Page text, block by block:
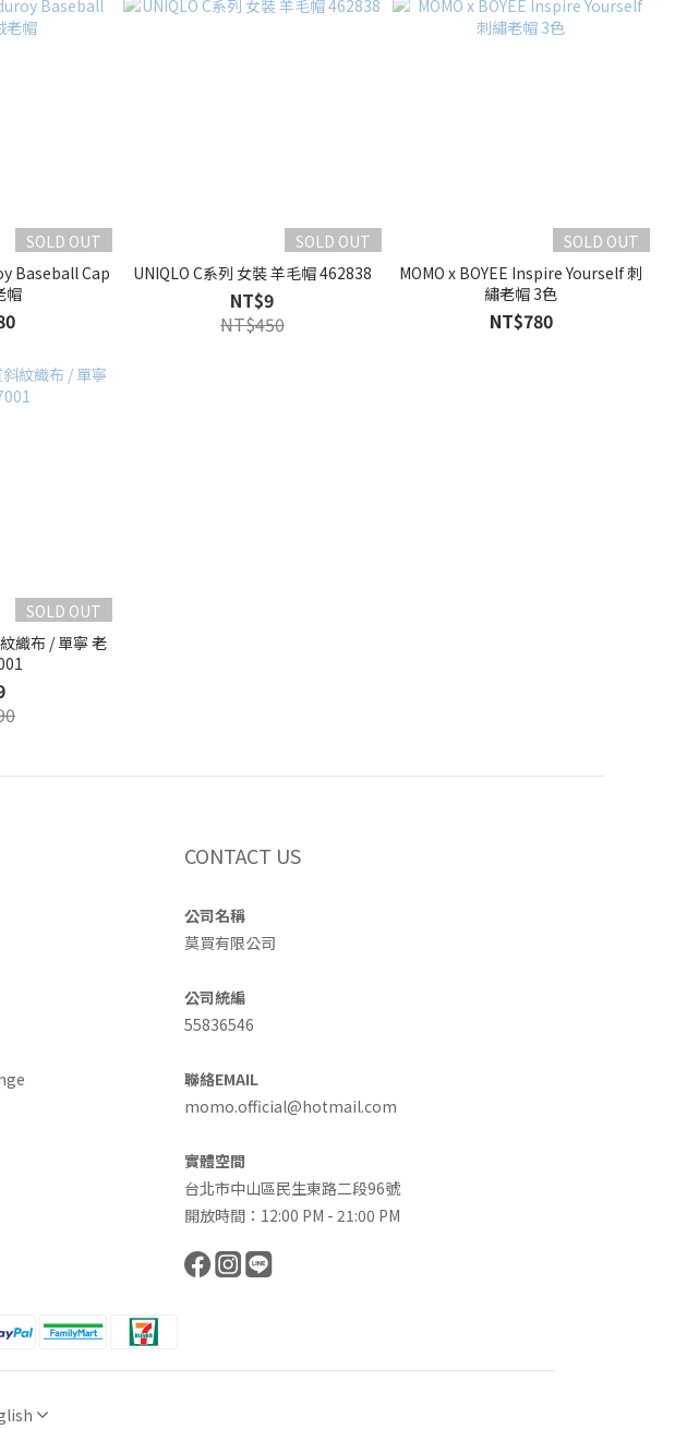
SOLD OUT
Baseball Cap
帽
SOLD OUT
UNIQLO C系列 女裝 羊毛帽 462838
NT$9
NT$450
SOLD OUT
MOMO x BOYEE Inspire Yourself 刺
繡老帽 3色
NT$780
SOLD OUT
織布 / 單寧 老
CONTACT US
公司名稱
莫買有限公司
公司統編
55836546
聯絡EMAIL
momo.official@hotmail.com
實體空間
台北市中山區民生東路二段96號
開放時間：12:00 PM - 21:00 PM